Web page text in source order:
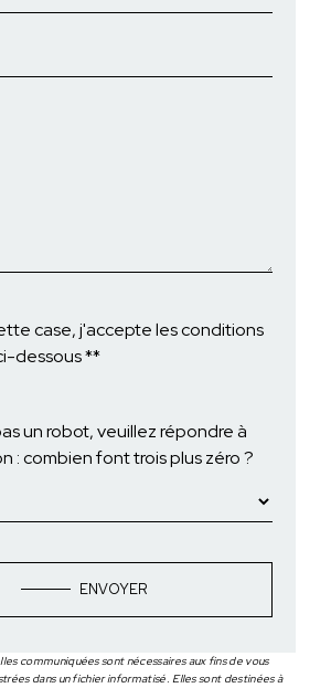
case, j'accepte les conditions
dessous **
un robot, veuillez répondre à
: combien font trois plus zéro ?
ENVOYER
communiquées sont nécessaires aux fins de vous
dans un fichier informatisé. Elles sont destinées à